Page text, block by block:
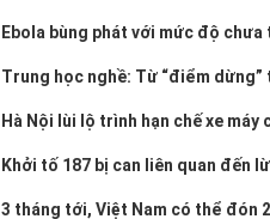
Ebola bùng phát với mức độ
Trung học nghề: Từ “điểm dừng”
Hà Nội lùi lộ trình hạn chế xe máy
Khởi tố 187 bị can liên quan đến
3 tháng tới, Việt Nam có thể đón